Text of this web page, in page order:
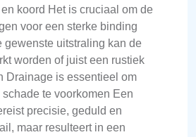
koord Het is cruciaal om de
voor een sterke binding
gewenste uitstraling kan de
worden of juist een rustiek
Drainage is essentieel om
te voorkomen Een
precisie, geduld en
maar resulteert in een